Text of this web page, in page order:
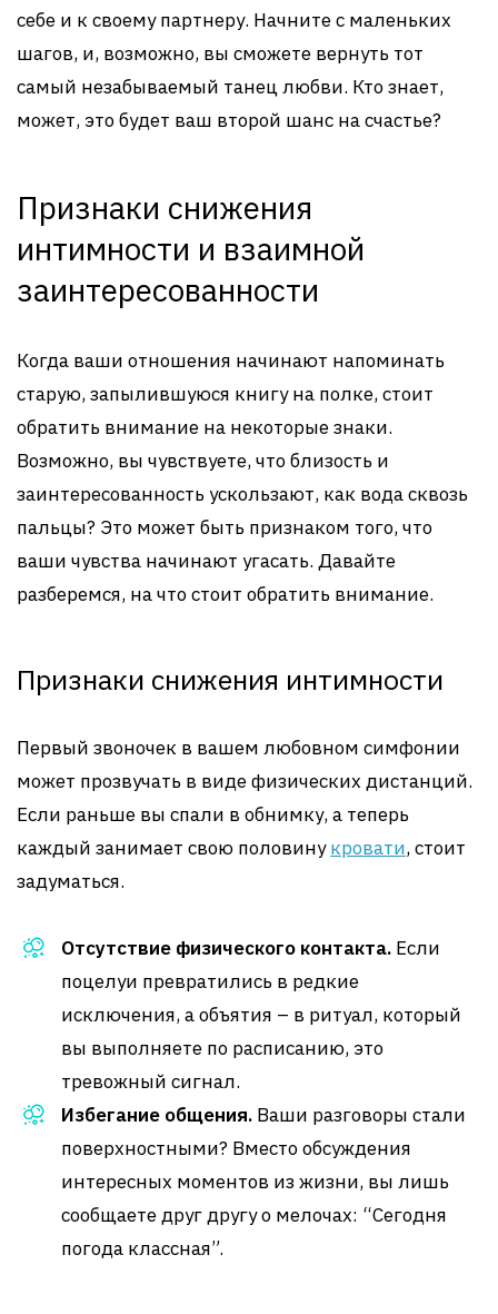
себе и к своему партнеру. Начните с маленьких
шагов, и, возможно, вы сможете вернуть тот
самый незабываемый танец любви. Кто знает,
может, это будет ваш второй шанс на счастье?
Признаки снижения
интимности и взаимной
заинтересованности
Когда ваши отношения начинают напоминать
старую, запылившуюся книгу на полке, стоит
обратить внимание на некоторые знаки.
Возможно, вы чувствуете, что близость и
заинтересованность ускользают, как вода сквозь
пальцы? Это может быть признаком того, что
ваши чувства начинают угасать. Давайте
разберемся, на что стоит обратить внимание.
Признаки снижения интимности
Первый звоночек в вашем любовном симфонии
может прозвучать в виде физических дистанций.
Если раньше вы спали в обнимку, а теперь
каждый занимает свою половинукровати, стоит
задуматься.
Отсутствие физического контакта. Если
поцелуи превратились в редкие
исключения, а объятия – в ритуал, который
вы выполняете по расписанию, это
тревожный сигнал.
Избегание общения. Ваши разговоры стали
поверхностными? Вместо обсуждения
интересных моментов из жизни, вы лишь
сообщаете друг другу о мелочах: “Сегодня
погода классная”.